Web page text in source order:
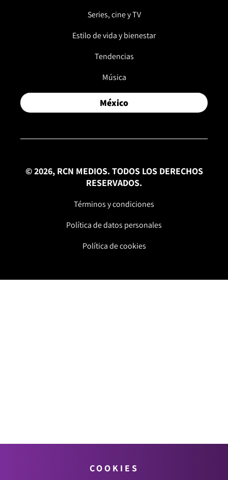
Series, cine y TV
Estilo de vida y bienestar
Tendencias
Música
México
© 2026, RCN MEDIOS. TODOS LOS DERECHOS
RESERVADOS.
Términos y condiciones
Política de datos personales
Política de cookies
COOKIES